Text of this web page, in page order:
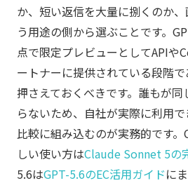
か、短い返信を大量に捌くのか
う用途の側から選ぶことです。
点で限定プレビューとしてAPIや
ートナーに提供されている段階
押さえておくべきです。誰もが
らないため、自社が実際に利用
比較に組み込むのが実務的です
しい使い方はClaude Sonnet 5の
5.6はGPT-5.6のEC活用ガイドに